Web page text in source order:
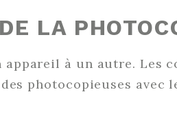
LA
à un autre. Les
photocopieuses avec